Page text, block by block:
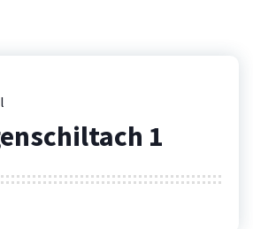
1